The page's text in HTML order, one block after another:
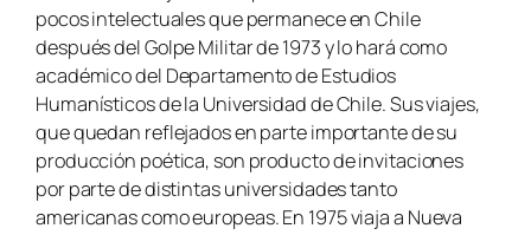
pocos intelectuales que permanece en Chile
después del Golpe Militar de 1973 y lo hará como
académico del Departamento de Estudios
Humanísticos de la Universidad de Chile. Sus viajes,
que quedan reflejados en parte importante de su
producción poética, son producto de invitaciones
por parte de distintas universidades tanto
americanas como europeas. En 1975 viaja a Nueva